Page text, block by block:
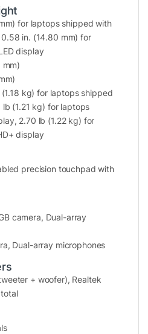
nội dung, thiết kế và
nghiệp.
phá với Core™
2
XPS 9350 đến từ
7 258V Series 2
chip thế hệ mới với
khả năng tiết kiệm điện
năng (Performance
mượt mà đa nhiệm, mở
duyệt, chạy phần
lập trình đều không
tránh hiện tượng giật
for laptops shipped with
in. (14.80 mm) for
display
mm)
kg) for laptops shipped
(1.21 kg) for laptops
2.70 lb (1.22 kg) for
display
precision touchpad with
camera, Dual-array
Dual-array microphones
+ woofer), Realtek